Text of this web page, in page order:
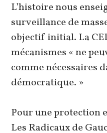
L’histoire nous
surveillance de
objectif initial. La
mécanismes « ne
comme nécessaires
démocratique. »
Pour une protection
Les Radicaux de